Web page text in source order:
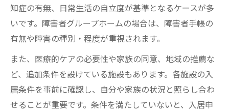
知症の有無、日常生活の自立度が基準となるケースが多
いです。障害者グループホームの場合は、障害者手帳の
有無や障害の種別・程度が重視されます。
また、医療的ケアの必要性や家族の同意、地域の推薦な
ど、追加条件を設けている施設もあります。各施設の入
居条件を事前に確認し、自分や家族の状況と照らし合わ
せることが重要です。条件を満たしていないと、入居申